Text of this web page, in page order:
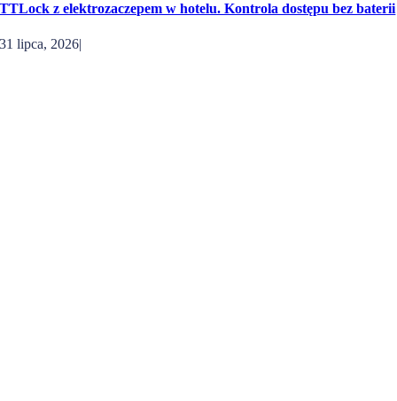
TTLock z elektrozaczepem w hotelu. Kontrola dostępu bez baterii
31 lipca, 2026|